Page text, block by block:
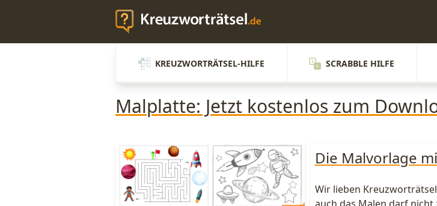
KREUZWORTRÄTSEL-HILFE SCRABBLE HILFE
Malplatte: Jetzt kostenlos zum
Die Malvorlage
Wir lieben